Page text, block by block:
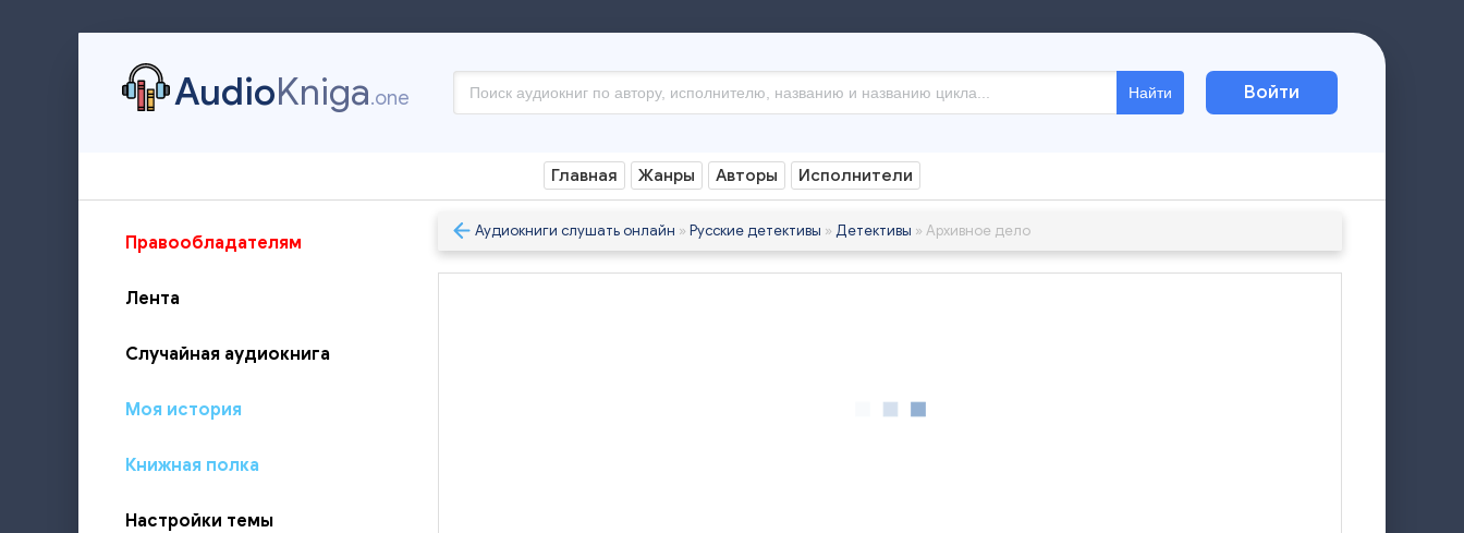
AudioKniga.one Найти Войти
Главная Жанры Авторы Исполнители
Правообладателям
Лента
Случайная аудиокнига
Моя история
Книжная полка
Настройки темы
Аудиокниги слушать онлайн » Русские детективы » Детективы » Архивное дело